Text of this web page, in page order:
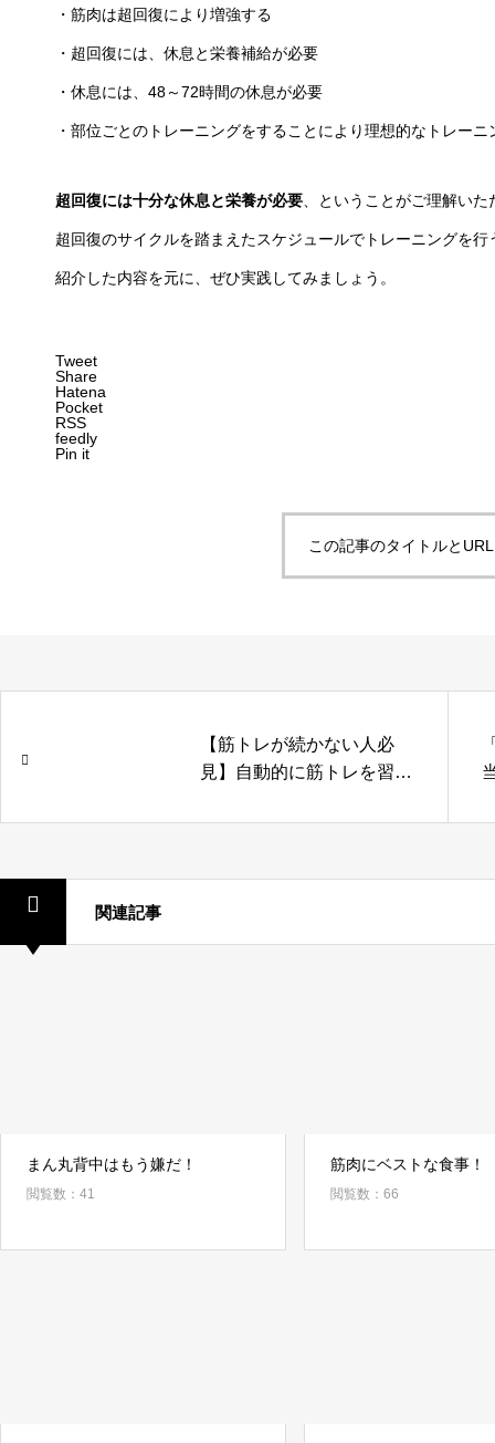
・筋肉は超回復により増強する
・超回復には、休息と栄養補給が必要
・休息には、48～72時間の休息が必要
・部位ごとのトレーニングをすることにより理想的なトレー
超回復には十分な休息と栄養が必要 、ということがご理解い
超回復のサイクルを踏まえたスケジュールでトレーニングを
紹介した内容を元に、ぜひ実践してみましょう。
Tweet
Share
Hatena
Pocket
RSS
feedly
Pin it
この記事のタイトルと
【筋トレが続かない人必
見】自動的に筋トレを習慣
関連記事
まん丸背中はもう嫌だ！
閲覧数：41
筋肉にベストな食事！
閲覧数：66